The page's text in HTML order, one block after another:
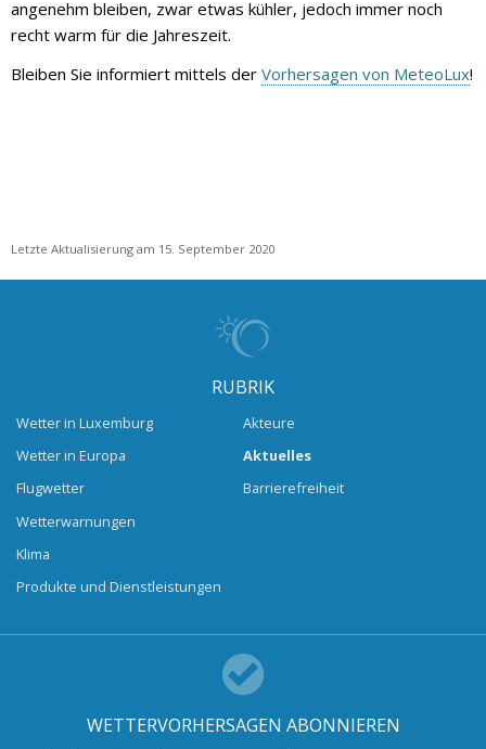
angenehm bleiben, zwar etwas kühler, jedoch immer noch
recht warm für die Jahreszeit.
Bleiben Sie informiert mittels der Vorhersagen von MeteoLux!
Letzte Aktualisierung am 15. September 2020
RUBRIK
Wetter in Luxemburg
Wetter in Europa
Flugwetter
Wetterwarnungen
Klima
Produkte und Dienstleistungen
Akteure
Aktuelles
Barrierefreiheit
WETTERVORHERSAGEN ABONNIEREN